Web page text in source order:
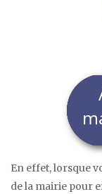
En effet, lorsque
de la mairie pour